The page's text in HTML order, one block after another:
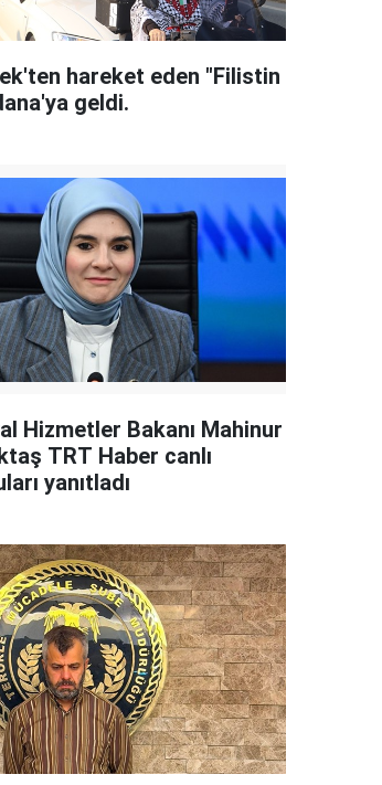
hareket eden "Filistin
geldi.
Hizmetler Bakanı Mahinur
TRT Haber canlı
yanıtladı